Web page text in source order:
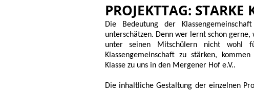
PROJEKTTAG: STARKE
Die Bedeutung der
unterschätzen. Denn wer lernt schon gerne,
unter seinen Mitschülern nicht wohl
Klassengemeinschaft zu stärken,
Klasse zu uns in den Mergener Hof e.V..
Die inhaltliche Gestaltung der einzelnen